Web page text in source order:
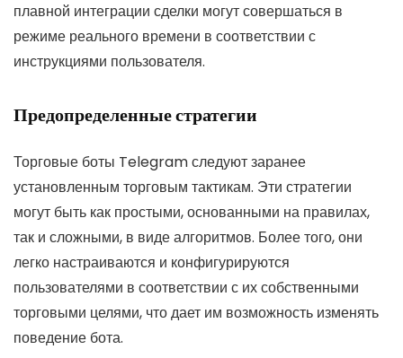
плавной интеграции сделки могут совершаться в
режиме реального времени в соответствии с
инструкциями пользователя.
Предопределенные стратегии
Торговые боты Telegram следуют заранее
установленным торговым тактикам. Эти стратегии
могут быть как простыми, основанными на правилах,
так и сложными, в виде алгоритмов. Более того, они
легко настраиваются и конфигурируются
пользователями в соответствии с их собственными
торговыми целями, что дает им возможность изменять
поведение бота.